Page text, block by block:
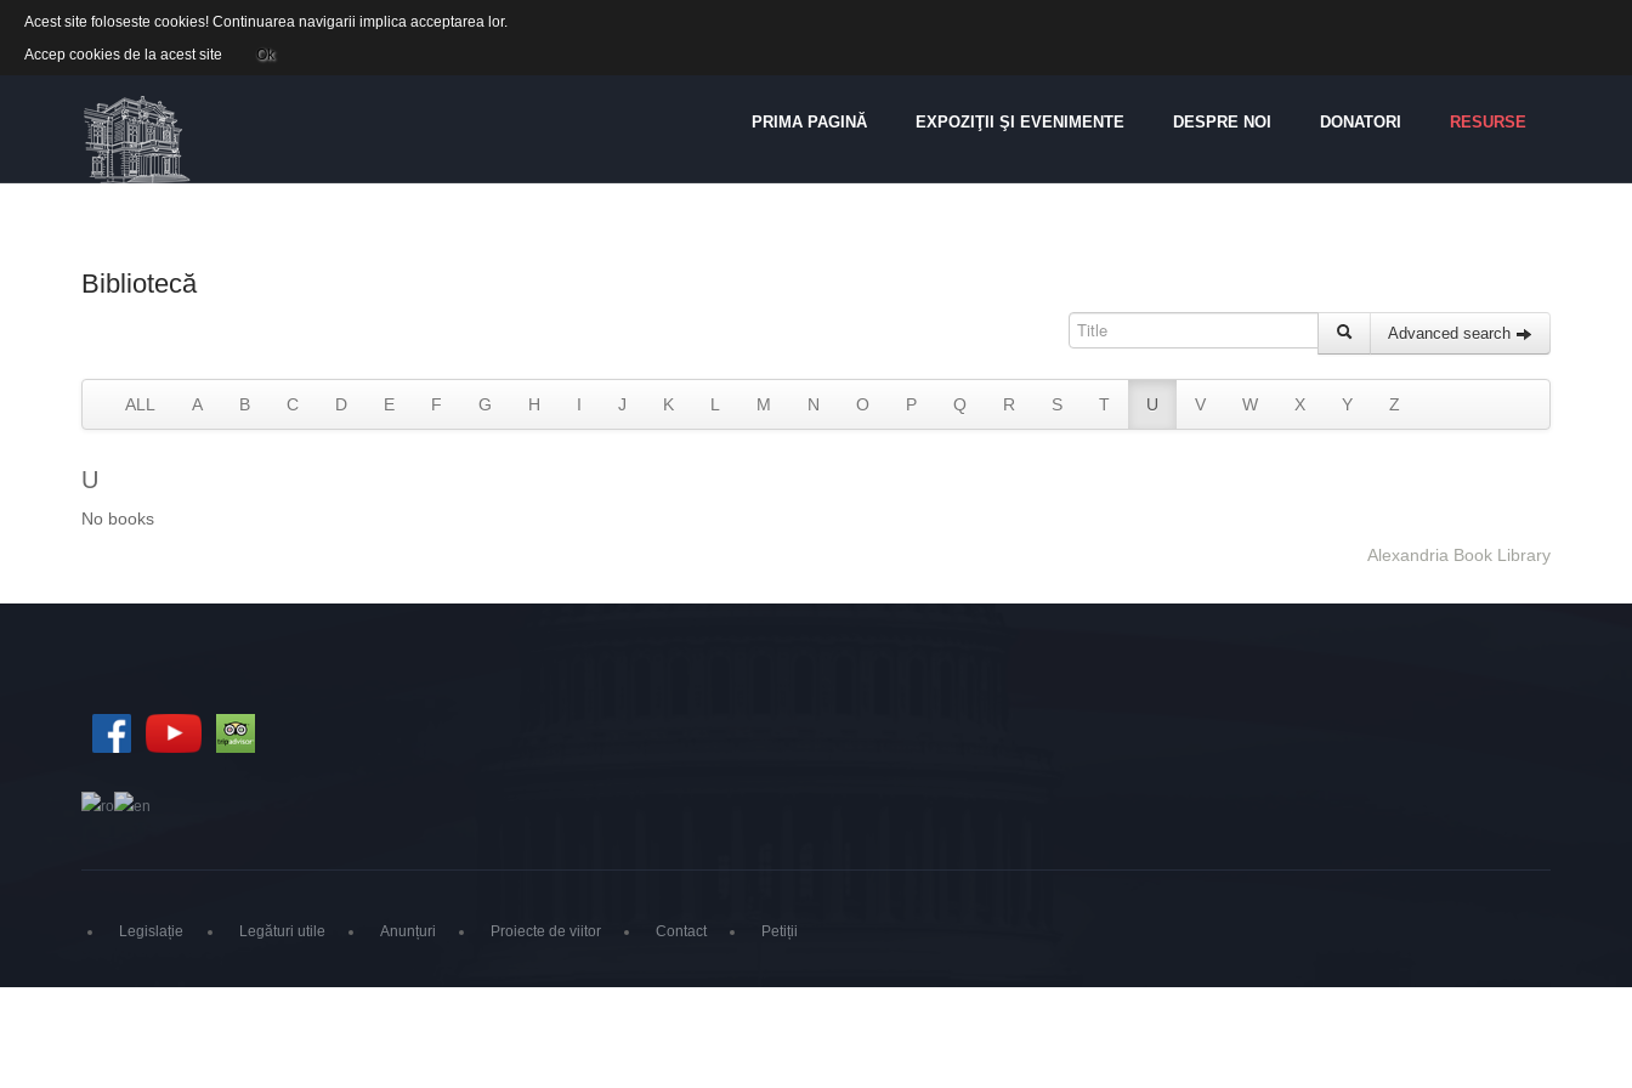
PRIMA PAGINĂ EXPOZIŢII ŞI EVENIMENTE DESPRE NOI DONATORI RESURSE
Bibliotecă
Advanced search
ALL A B C D E F G H I J K L M N O P Q R S T U V W X Y Z
U
No books
Alexandria Book Library
Legislație Legături utile Anunțuri Proiecte de viitor Contact Petiții
Acest site foloseste cookies! Continuarea navigarii implica acceptarea lor.
Accep cookies de la acest site
Ok